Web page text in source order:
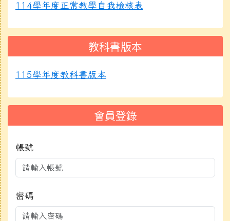
114學年度正常教學自我檢核表
教科書版本
115學年度教科書版本
會員登錄
帳號
密碼